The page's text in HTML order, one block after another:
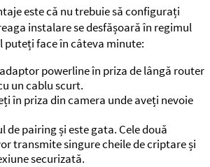
este că nu trebuie să configurați
instalare se desfășoară în regimul
puteți face în câteva minute:
powerline în priza de lângă router
un cablu scurt.
în priza din camera unde aveți nevoie
de pairing și este gata. Cele două
transmite singure cheile de criptare și
securizată.